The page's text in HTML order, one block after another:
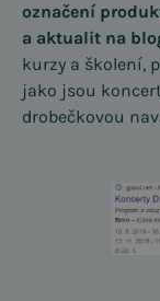
označení
a aktualit na
kurzy a školení,
jako jsou
drobečkovou